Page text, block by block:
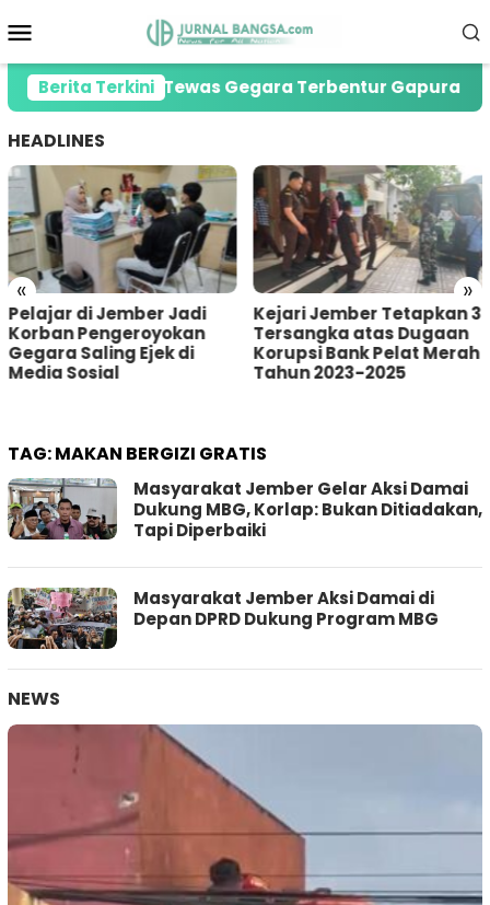
ke
Mobile
Berita Terkini
di Jember Tewas Gegara Terbentur Gapura Desa
HEADLINES
« »
Kejari Jember Tetapkan 3
Tersangka atas Dugaan
Korupsi Bank Pelat Merah
Tahun 2023-2025
Pria Asal Lumajang
Tertangkap Warga
Sumberbaru Jember
saat akan Curi Kotak
TAG:MAKAN BERGIZI GRATIS
Masyarakat Jember Gelar Aksi Damai
Dukung MBG, Korlap: Bukan Ditiadakan,
Tapi Diperbaiki
Masyarakat Jember Aksi Damai di
Depan DPRD Dukung Program MBG
NEWS